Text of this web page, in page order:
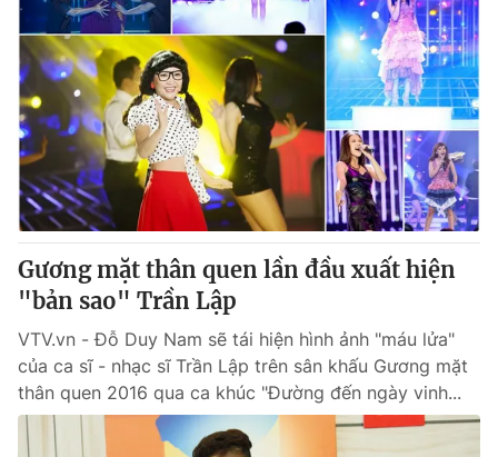
VTV Money VTV Thể thao
VTV Sức khoẻ Bất động sản
Thị trường 24h Tấm lòng Việt
VTV4 Vươn mình bằng AI
VTV9
Liên hệ tòa soạn English
Gương mặt thân quen lần đầu xuất hiện
"bản sao" Trần Lập
VTV.vn - Đỗ Duy Nam sẽ tái hiện hình ảnh "máu lửa"
của ca sĩ - nhạc sĩ Trần Lập trên sân khấu Gương mặt
thân quen 2016 qua ca khúc "Đường đến ngày vinh...